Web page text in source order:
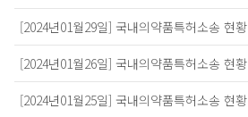
[2024년01월29일] 국내의약품특허소송 현황
[2024년01월26일] 국내의약품특허소송 현황
[2024년01월25일] 국내의약품특허소송 현황